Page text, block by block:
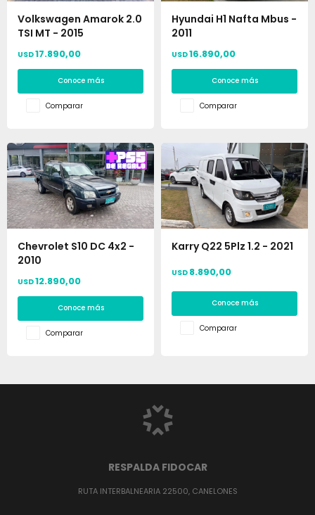
Volkswagen Amarok 2.0
TSI MT - 2015
USD17.890,00
Conoce más
Comparar
Hyundai H1 Nafta Mbus -
2011
USD16.890,00
Conoce más
Comparar
Chevrolet S10 DC 4x2 -
2010
USD12.890,00
Conoce más
Comparar
Karry Q22 5Plz 1.2 - 2021
USD 8.890,00
Conoce más
Comparar
RESPALDA FIDOCAR
RUTA INTERBALNEARIA 22500, CANELONES